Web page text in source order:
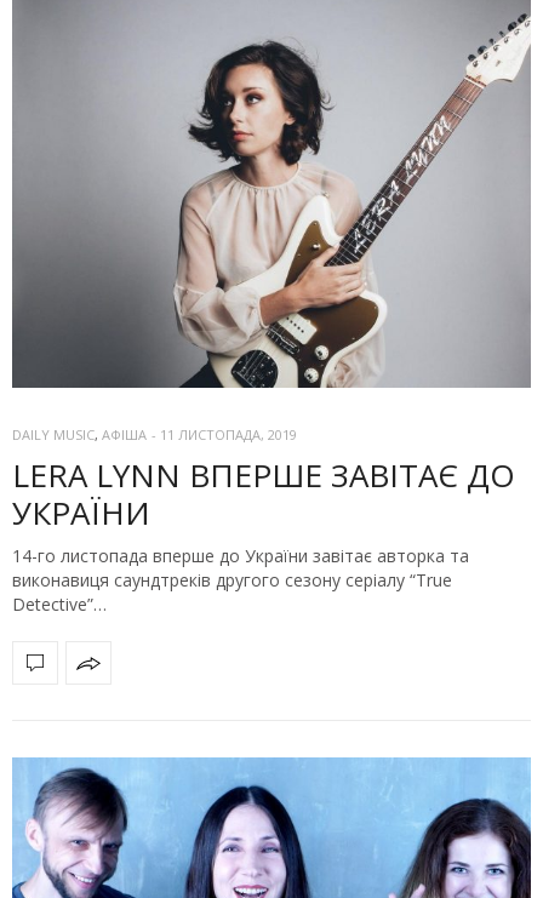
DAILY MUSIC, АФІША - 11 ЛИСТОПАДА, 2019
LERA LYNN ВПЕРШЕ ЗАВІТАЄ ДО
УКРАЇНИ
14-го листопада вперше до України завітає авторка та
виконавиця саундтреків другого сезону серіалу “True
Detective”…